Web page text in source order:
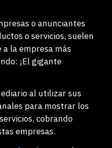
o anunciantes
o servicios, suelen
la empresa más
¡El gigante
al utilizar sus
para mostrar los
cobrando
empresas.